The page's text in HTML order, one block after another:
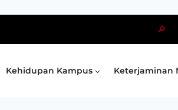
🔎
Kehidupan Kampus Keterjaminan